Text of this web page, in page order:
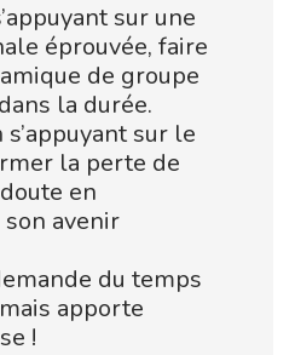
sur une
éprouvée, faire
de groupe
la durée.
s’appuyant sur le
la perte de
en
avenir
du temps
apporte
!